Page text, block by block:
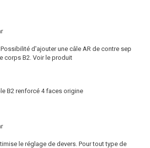
d'ajouter une câle AR de contre sep
corps B2. Voir le produit
B2 renforcé 4 faces origine
le réglage de devers. Pour tout type de